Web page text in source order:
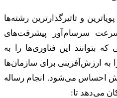
و تاثیرگذارترین رشته‌ها
سرسام‌آور پیشرفت‌های
که بتوانند این فناوری‌ها را به
به ارزش‌آفرینی برای سازمان‌ها
احساس می‌شود. انجام رساله
می‌دهد تا: